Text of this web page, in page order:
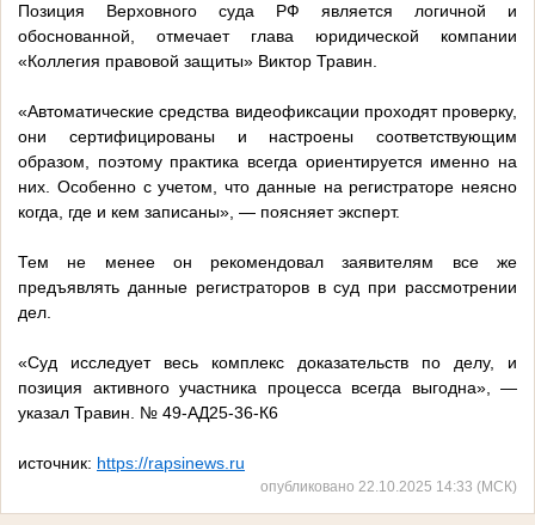
Позиция Верховного суда РФ является логичной и
обоснованной, отмечает глава юридической компании
«Коллегия правовой защиты» Виктор Травин.
«Автоматические средства видеофиксации проходят проверку,
они сертифицированы и настроены соответствующим
образом, поэтому практика всегда ориентируется именно на
них. Особенно с учетом, что данные на регистраторе неясно
когда, где и кем записаны», — поясняет эксперт.
Тем не менее он рекомендовал заявителям все же
предъявлять данные регистраторов в суд при рассмотрении
дел.
«Суд исследует весь комплекс доказательств по делу, и
позиция активного участника процесса всегда выгодна», —
указал Травин. № 49-АД25-36-К6
источник: https://rapsinews.ru
опубликовано 22.10.2025 14:33 (МСК)